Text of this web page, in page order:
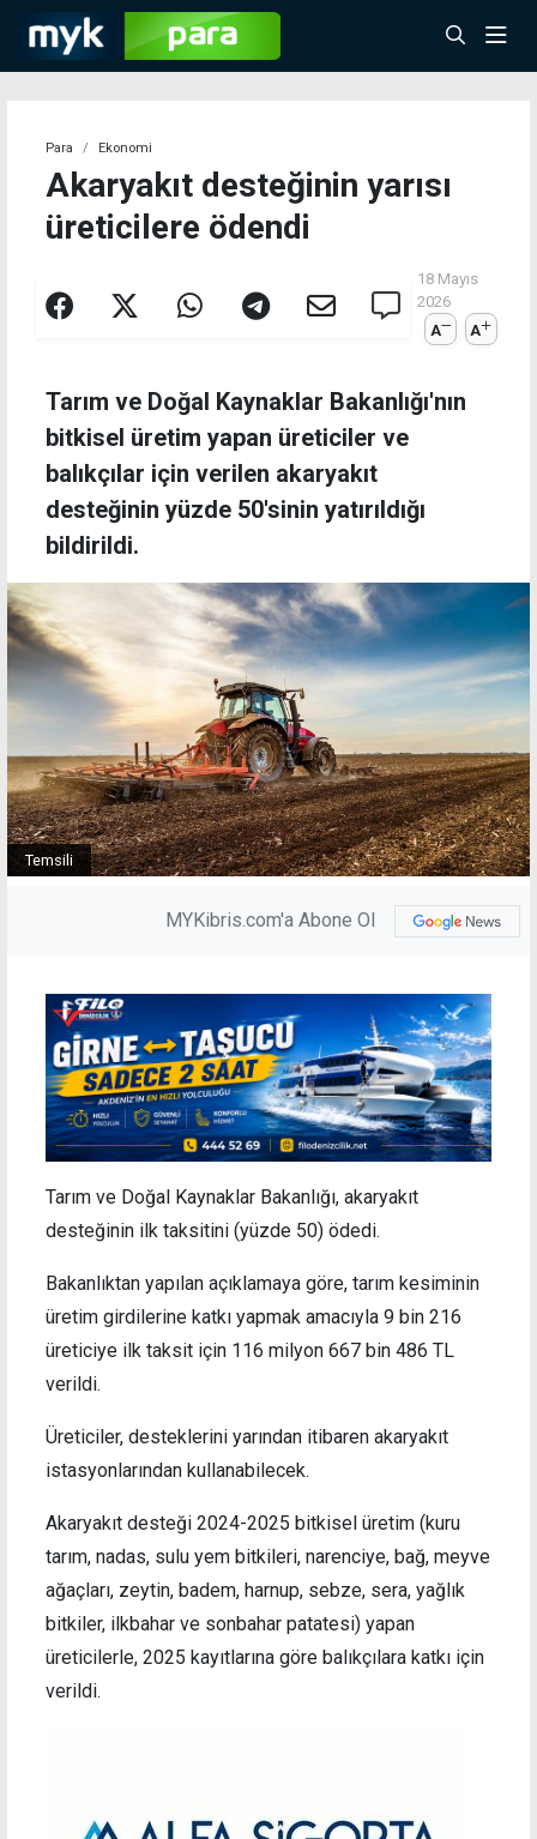
Para Ekonomi
Akaryakıt desteğinin yarısı
üreticilere ödendi
18 Mayıs
2026
A
A
Tarım ve Doğal Kaynaklar Bakanlığı'nın
bitkisel üretim yapan üreticiler ve
balıkçılar için verilen akaryakıt
desteğinin yüzde 50'sinin yatırıldığı
bildirildi.
Temsili
MYKibris.com'a Abone Ol
Tarım ve Doğal Kaynaklar Bakanlığı, akaryakıt
desteğinin ilk taksitini (yüzde 50) ödedi.
Bakanlıktan yapılan açıklamaya göre, tarım kesiminin
üretim girdilerine katkı yapmak amacıyla 9 bin 216
üreticiye ilk taksit için 116 milyon 667 bin 486 TL
verildi.
Üreticiler, desteklerini yarından itibaren akaryakıt
istasyonlarından kullanabilecek.
Akaryakıt desteği 2024-2025 bitkisel üretim (kuru
tarım, nadas, sulu yem bitkileri, narenciye, bağ, meyve
ağaçları, zeytin, badem, harnup, sebze, sera, yağlık
bitkiler, ilkbahar ve sonbahar patatesi) yapan
üreticilerle, 2025 kayıtlarına göre balıkçılara katkı için
verildi.